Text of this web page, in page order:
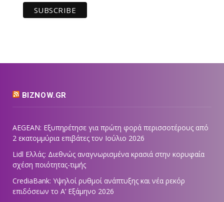
BIZNOW.GR
AEGEAN: Εξυπηρέτησε για πρώτη φορά περισσοτέρους από
2 εκατομμύρια επιβάτες τον Ιούλιο 2026
Lidl Ελλάς: Διεθνώς αναγνωρισμένα κρασιά στην κορυφαία
σχέση ποιότητας-τιμής
CrediaBank: Υψηλοί ρυθμοί ανάπτυξης και νέα ρεκόρ
επιδόσεων το Α’ Εξάμηνο 2026